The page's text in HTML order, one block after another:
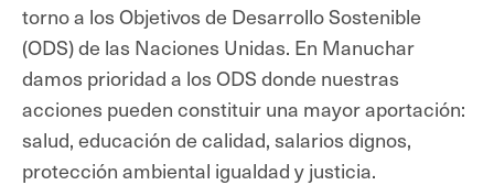
torno a los Objetivos de Desarrollo Sostenible
(ODS) de las Naciones Unidas. En Manuchar
damos prioridad a los ODS donde nuestras
acciones pueden constituir una mayor aportación:
salud, educación de calidad, salarios dignos,
protección ambiental igualdad y justicia.